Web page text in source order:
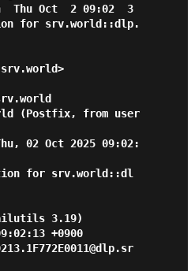
Thu Oct  2 09:02  3
for srv.world::dlp.
(Postfix, from user
for srv.world::dl
3.19)
+0900